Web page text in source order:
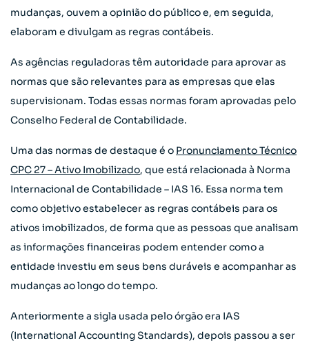
mudanças, ouvem a opinião do público e, em seguida,
elaboram e divulgam as regras contábeis.
As agências reguladoras têm autoridade para aprovar as
normas que são relevantes para as empresas que elas
supervisionam. Todas essas normas foram aprovadas pelo
Conselho Federal de Contabilidade.
Uma das normas de destaque é o Pronunciamento Técnico
CPC 27 – Ativo Imobilizado, que está relacionada à Norma
Internacional de Contabilidade – IAS 16. Essa norma tem
como objetivo estabelecer as regras contábeis para os
ativos imobilizados, de forma que as pessoas que analisam
as informações financeiras podem entender como a
entidade investiu em seus bens duráveis e acompanhar as
mudanças ao longo do tempo.
Anteriormente a sigla usada pelo órgão era IAS
(International Accounting Standards), depois passou a ser